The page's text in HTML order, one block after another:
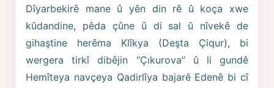
Dîyarbekirê mane û yên din rê û koça xwe
kûdandine, pêda çûne û di sal û nîvekê de
gihaştine herêma Klîkya (Deşta Çiqur), bi
wergera tirkî dibêjin “Çıkurova” û li gundê
Hemîteya navçeya Qadirlîya bajarê Edenê bi cî